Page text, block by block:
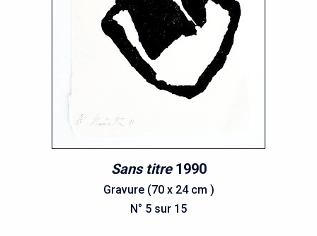
Sans titre1990
Gravure (70 x 24 cm )
N° 5 sur 15